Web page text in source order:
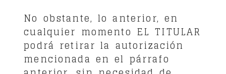
No obstante, lo anterior, en
cualquier momento EL TITULAR
podrá retirar la autorización
mencionada en el párrafo